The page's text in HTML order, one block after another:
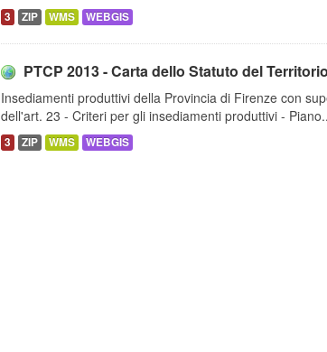
3 ZIP WMS WEBGIS
PTCP 2013 - Carta dello Statuto del
Insediamenti produttivi della Provincia di Firenze con
dell'art. 23 - Criteri per gli insediamenti produttivi -
3 ZIP WMS WEBGIS